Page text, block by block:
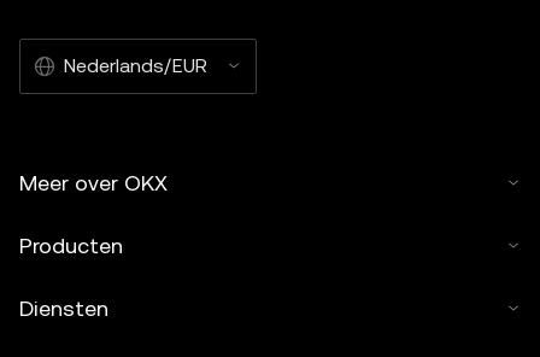
Nederlands/EUR
Meer over OKX
Producten
Diensten